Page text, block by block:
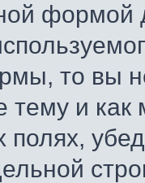
формой
то вы
тему и
полях,